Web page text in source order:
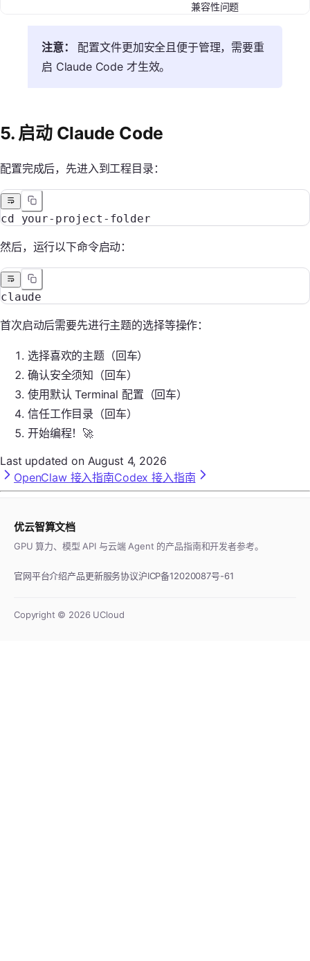
兼容性问题
注意：
配置文件更加安全且便于管理，需要重
启 Claude Code 才生效。
5. 启动 Claude Code
配置完成后，先进入到工程目录：
cd your-project-folder
然后，运行以下命令启动：
claude
首次启动后需要先进行主题的选择等操作：
选择喜欢的主题（回车）
确认安全须知（回车）
使用默认 Terminal 配置（回车）
信任工作目录（回车）
开始编程！🚀
Last updated on August 4, 2026
OpenClaw 接入指南Codex 接入指南
优云智算文档
GPU 算力、模型 API 与云端 Agent 的产品指南和开发者参考。
官网平台介绍产品更新服务协议沪ICP备12020087号-61
Copyright © 2026UCloud